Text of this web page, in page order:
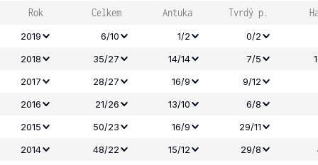
Rok Celkem Antuka Tvrdý p.
2019 6/10 1/2 0/2
2018
35/27 14/14 7/5
2017
28/27 16/9
9/12
2016
21/26 13/10
6/8
2015
50/23 16/9 29/11
2014
48/22 15/12 29/8